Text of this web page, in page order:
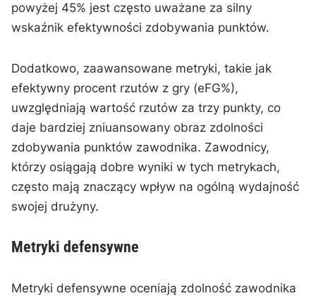
powyżej 45% jest często uważane za silny
wskaźnik efektywności zdobywania punktów.
Dodatkowo, zaawansowane metryki, takie jak
efektywny procent rzutów z gry (eFG%),
uwzględniają wartość rzutów za trzy punkty, co
daje bardziej zniuansowany obraz zdolności
zdobywania punktów zawodnika. Zawodnicy,
którzy osiągają dobre wyniki w tych metrykach,
często mają znaczący wpływ na ogólną wydajność
swojej drużyny.
Metryki defensywne
Metryki defensywne oceniają zdolność zawodnika